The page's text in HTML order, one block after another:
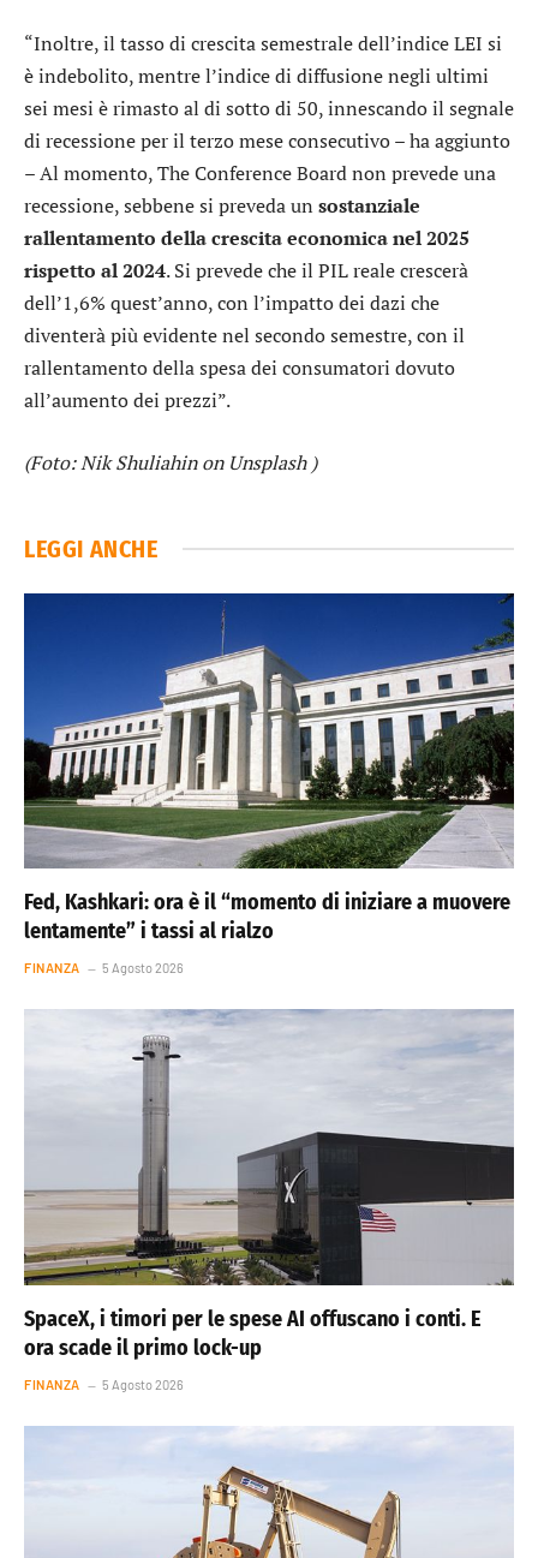
“Inoltre, il tasso di crescita semestrale dell’indice LEI si
è indebolito, mentre l’indice di diffusione negli ultimi
sei mesi è rimasto al di sotto di 50, innescando il segnale
di recessione per il terzo mese consecutivo – ha aggiunto
– Al momento, The Conference Board non prevede una
recessione, sebbene si preveda un sostanziale
rallentamento della crescita economica nel 2025
rispetto al 2024. Si prevede che il PIL reale crescerà
dell’1,6% quest’anno, con l’impatto dei dazi che
diventerà più evidente nel secondo semestre, con il
rallentamento della spesa dei consumatori dovuto
all’aumento dei prezzi”.
(Foto: Nik Shuliahin on Unsplash )
LEGGI ANCHE
Fed, Kashkari: ora è il “momento di iniziare a muovere
lentamente” i tassi al rialzo
FINANZA 5 Agosto 2026
SpaceX, i timori per le spese AI offuscano i conti. E
ora scade il primo lock-up
FINANZA 5 Agosto 2026